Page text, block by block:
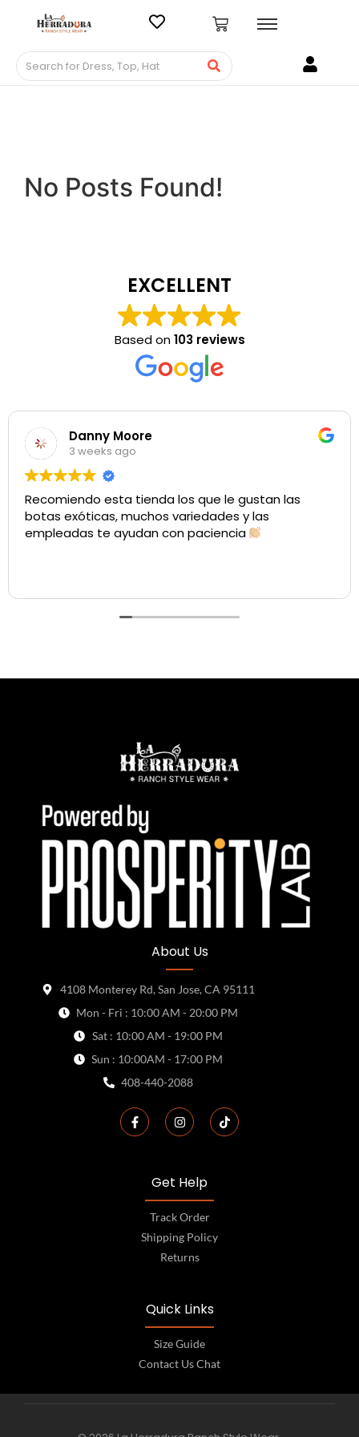
No Posts Found!
EXCELLENT
Based on103 reviews
Danny Moore
3 weeks ago
Recomiendo esta tienda los que le gustan las
botas exóticas, muchos variedades y las
empleadas te ayudan con paciencia
About Us
4108 Monterey Rd, San Jose, CA 95111
Mon - Fri : 10:00 AM - 20:00 PM
Sat : 10:00 AM - 19:00 PM
Sun : 10:00AM - 17:00 PM
408-440-2088
Get Help
Track Order
Shipping Policy
Returns
Quick Links
Size Guide
Contact Us Chat